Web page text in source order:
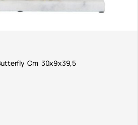
Cm 30x9x39,5